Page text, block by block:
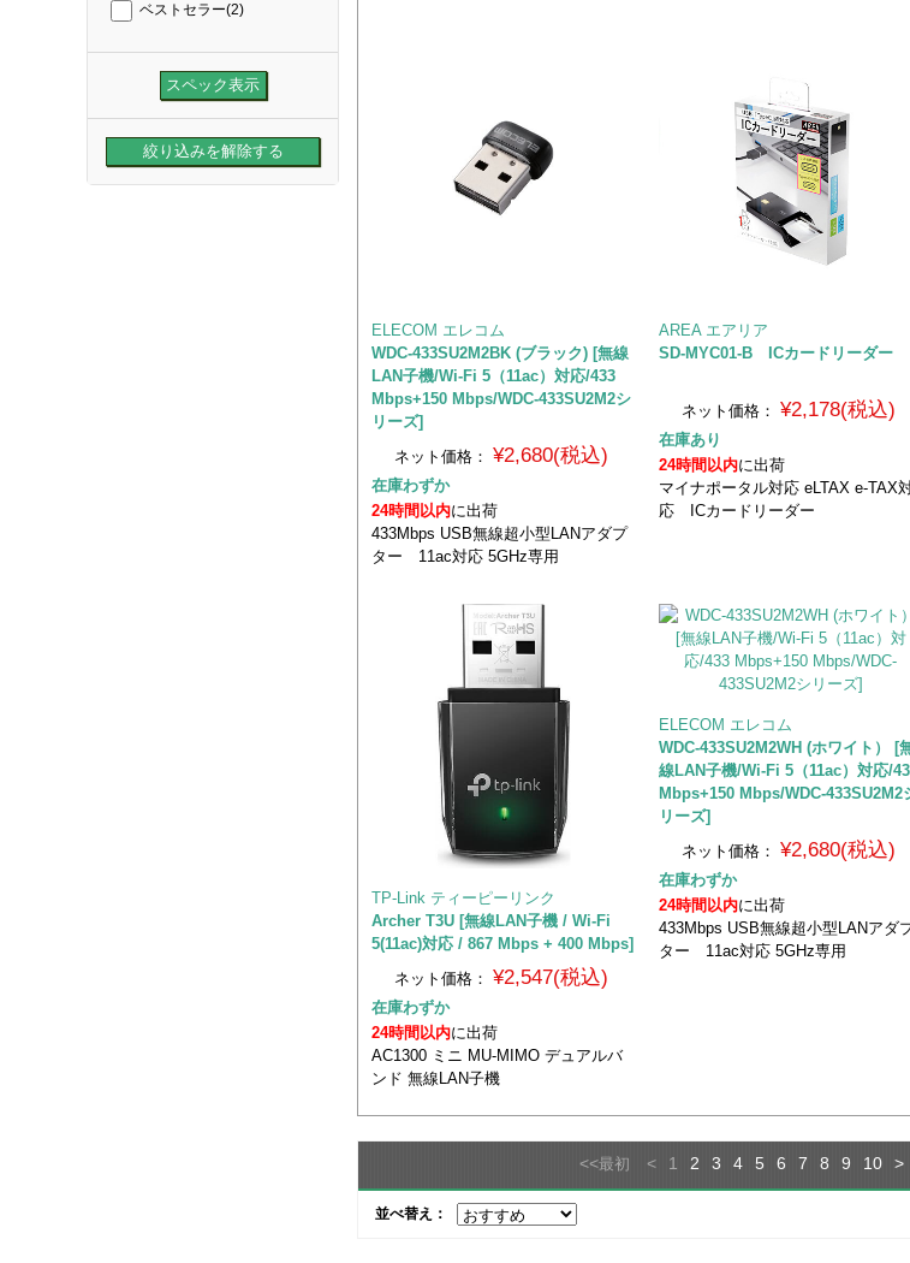
ベストセラー(2)
ELECOM エレコム
WDC-433SU2M2BK (ブラック) [無線
LAN子機/Wi-Fi 5（11ac）対応/433
Mbps+150 Mbps/WDC-433SU2M2シ
リーズ]
ネット価格： ¥2,680(税込)
在庫わずか
24時間以内に出荷
433Mbps USB無線超小型LANアダプ
ター 11ac対応 5GHz専用
AREA エアリア
SD-MYC01-B ICカードリーダー
ネット価格： ¥2,178(税込)
在庫あり
24時間以内に出荷
マイナポータル対応 eLTAX e-TAX
応 ICカードリーダー
TP-Link ティーピーリンク
Archer T3U [無線LAN子機 / Wi-Fi
5(11ac)対応 / 867 Mbps + 400 Mbps]
ネット価格： ¥2,547(税込)
在庫わずか
24時間以内に出荷
AC1300 ミニ MU-MIMO デュアルバ
ンド 無線LAN子機
ELECOM エレコム
WDC-433SU2M2WH (ホワイト） [
線LAN子機/Wi-Fi 5（11ac）対応/
Mbps+150 Mbps/WDC-433SU2M2
リーズ]
ネット価格： ¥2,680(税込)
在庫わずか
24時間以内に出荷
433Mbps USB無線超小型LANアダ
ター 11ac対応 5GHz専用
<<最初 < 1 2 3 4 5 6 7 8 9 10 >
並べ替え：